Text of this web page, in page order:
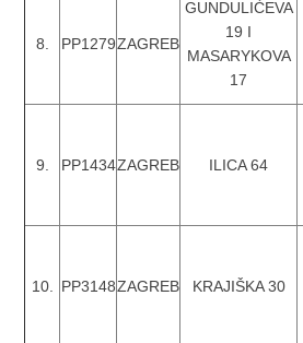
8. PP1279ZAGREB
GUNDULIĆEVA
19 I
MASARYKOVA
17
9. PP1434ZAGREB ILICA 64
10. PP3148ZAGREB KRAJIŠKA 30